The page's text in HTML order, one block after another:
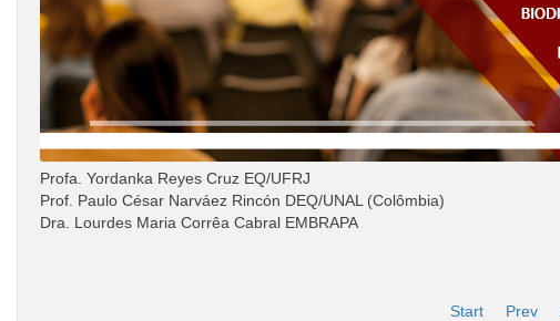
Profa. Yordanka Reyes Cruz EQ/UFRJ
Prof. Paulo César Narváez Rincón DEQ/UNAL (Colômbia)
Dra. Lourdes Maria Corrêa Cabral EMBRAPA
Start
Prev